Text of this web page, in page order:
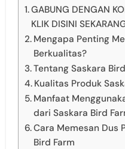
GABUNG DENGAN
KLIK DISINI
Mengapa Penting
Berkualitas?
Tentang Saskara
Kualitas Produk
Manfaat
dari Saskara Bird
Cara Memesan Dus
Bird Farm